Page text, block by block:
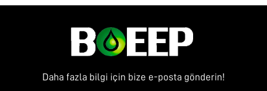
Daha fazla bilgi için bize e-posta gönderin!